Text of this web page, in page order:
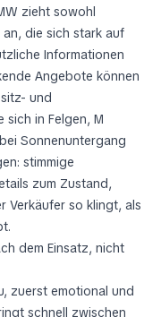
zieht sowohl
die sich stark auf
Informationen
Angebote können
und
sich in Felgen, M
Sonnenuntergang
stimmige
zum Zustand,
Verkäufer so klingt, als
dem Einsatz, nicht
zuerst emotional und
schnell zwischen